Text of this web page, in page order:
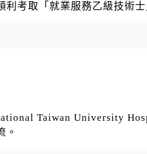
考取「就業服務乙級技術士
Taiwan University
。